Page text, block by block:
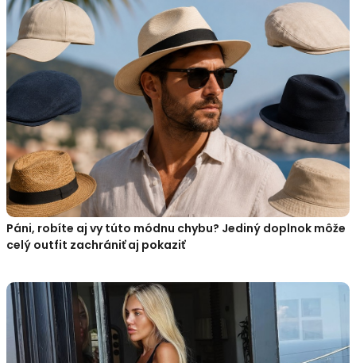
Páni, robíte aj vy túto módnu chybu? Jediný doplnok môže
celý outfit zachrániť aj pokaziť